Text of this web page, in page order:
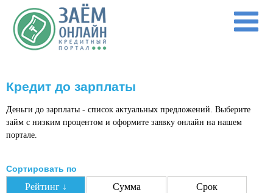
Перейти к основному содержанию
Кредит до зарплаты
Деньги до зарплаты - список актуальных предложений. Выберите
займ с низким процентом и оформите заявку онлайн на нашем
портале.
Сортировать по
Рейтинг ↓ Сумма Срок